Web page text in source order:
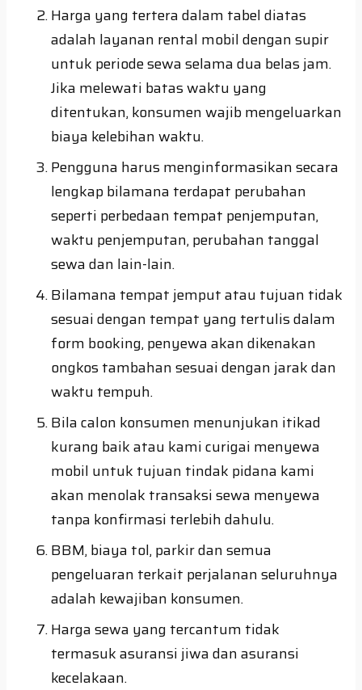
Harga yang tertera dalam tabel diatas
adalah layanan rental mobil dengan supir
untuk periode sewa selama dua belas jam.
Jika melewati batas waktu yang
ditentukan, konsumen wajib mengeluarkan
biaya kelebihan waktu.
Pengguna harus menginformasikan secara
lengkap bilamana terdapat perubahan
seperti perbedaan tempat penjemputan,
waktu penjemputan, perubahan tanggal
sewa dan lain-lain.
Bilamana tempat jemput atau tujuan tidak
sesuai dengan tempat yang tertulis dalam
form booking, penyewa akan dikenakan
ongkos tambahan sesuai dengan jarak dan
waktu tempuh.
Bila calon konsumen menunjukan itikad
kurang baik atau kami curigai menyewa
mobil untuk tujuan tindak pidana kami
akan menolak transaksi sewa menyewa
tanpa konfirmasi terlebih dahulu.
BBM, biaya tol, parkir dan semua
pengeluaran terkait perjalanan seluruhnya
adalah kewajiban konsumen.
Harga sewa yang tercantum tidak
termasuk asuransi jiwa dan asuransi
kecelakaan.